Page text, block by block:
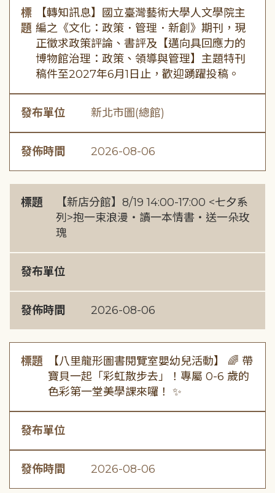
標
題
【轉知訊息】國立臺灣藝術大學人文學院主
編之《文化：政策．管理．新創》期刊，現
正徵求政策評論、書評及【邁向具回應力的
博物館治理：政策、領導與管理】主題特刊
稿件至2027年6月1日止，歡迎踴躍投稿。
發布單位 新北市圖(總館)
發佈時間 2026-08-06
標題
【新店分館】8/19 14:00-17:00 <七夕系
列>抱一束浪漫・讀一本情書・送一朵玫
瑰
發布單位
發佈時間 2026-08-06
標題
【八里龍形圖書閱覽室嬰幼兒活動】 🌈 帶
寶貝一起「彩虹散步去」！專屬 0-6 歲的
色彩第一堂美學課來囉！ ✨
發布單位
發佈時間 2026-08-06